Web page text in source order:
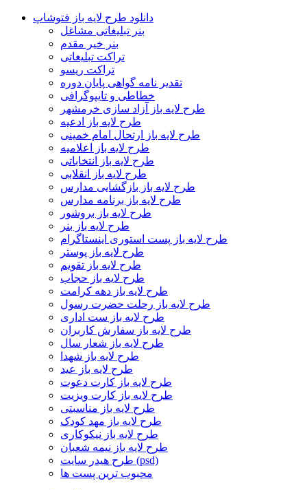
دانلود طرح لایه باز فتوشاپ
بنر تبلیغاتی مشاغل
بنر خیر مقدم
تراکت تبلیغاتی
تراکت ریسو
تقدیر نامه گواهی پایان دوره
خطاطی و تایپوگرافی
طرح لایه باز آزاد سازی خرمشهر
طرح لایه باز ادعیه
طرح لایه باز ارتحال امام خمینی
طرح لایه باز اعلامیه
طرح لایه باز انتخاباتی
طرح لایه باز انقلابی
طرح لایه باز بازگشایی مدارس
طرح لایه باز برنامه مدارس
طرح لایه باز بروشور
طرح لایه باز بنر
طرح لایه باز پست استوری اینستاگرام
طرح لایه باز پوستر
طرح لایه باز تقویم
طرح لایه باز حجاب
طرح لایه باز دهه کرامت
طرح لایه باز رحلت حضرت رسول
طرح لایه باز ست اداری
طرح لایه باز سفارش کاربران
طرح لایه باز شعار سال
طرح لایه باز شهدا
طرح لایه باز عید
طرح لایه باز کارت دعوت
طرح لایه باز کارت ویزیت
طرح لایه باز مناسبتی
طرح لایه باز مهد کودک
طرح لایه باز نیکوکاری
طرح لایه باز نیمه شعبان
طرح هیدر سایت (psd)
محبوب ترین پست ها